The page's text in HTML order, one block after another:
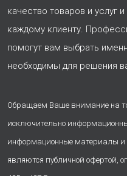
качество товаров и услуг
каждому клиенту.
помогут вам выбрать
необходимы для решения
Обращаем Ваше внимание на
исключительно
информационные материалы и
являются публичной офертой,